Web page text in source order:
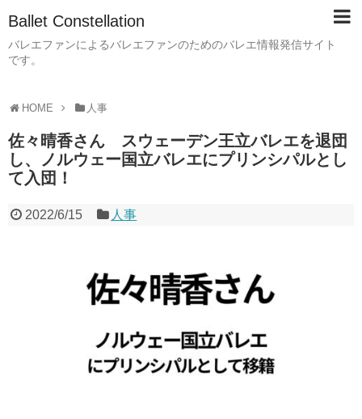
Ballet Constellation
バレエファンによるバレエファンのためのバレエ情報発信サイト
です。
HOME 人事
佐々晴香さん スウェーデン王立バレエを退団
し、ノルウェー国立バレエにプリンシパルとし
て入団！
2022/6/15 人事